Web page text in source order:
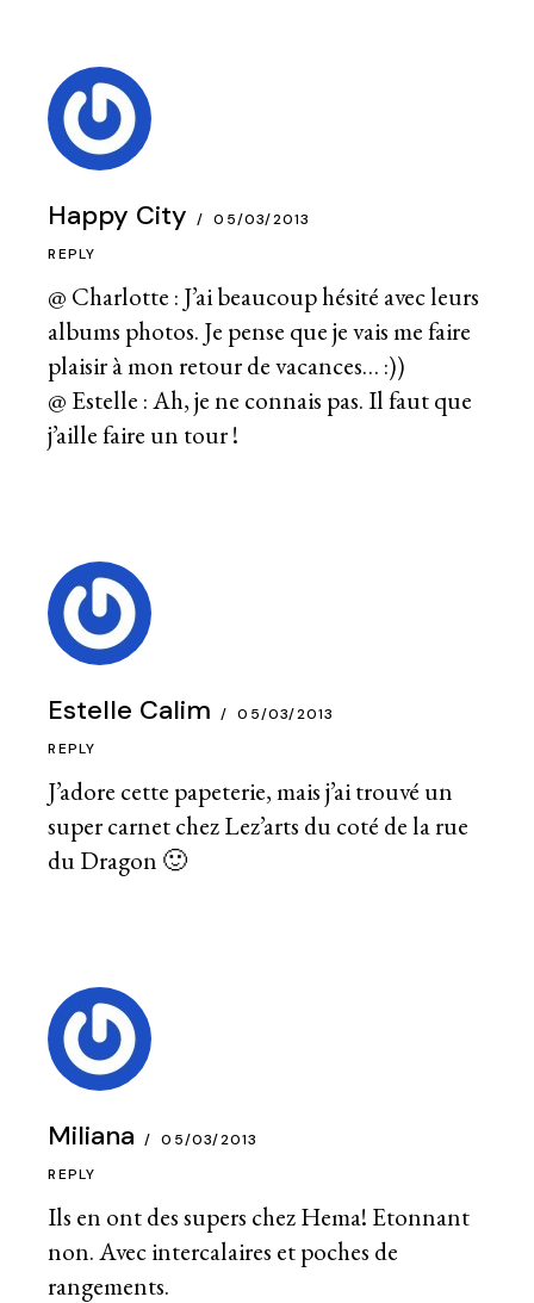
Happy City 05/03/2013
@ Charlotte : J’ai beaucoup hésité avec leurs
albums photos. Je pense que je vais me faire
plaisir à mon retour de vacances… :))
@ Estelle : Ah, je ne connais pas. Il faut que
j’aille faire un tour !
REPLY
Estelle Calim 05/03/2013
J’adore cette papeterie, mais j’ai trouvé un
super carnet chez Lez’arts du coté de la rue
du Dragon 🙂
REPLY
Miliana 05/03/2013
Ils en ont des supers chez Hema! Etonnant
non. Avec intercalaires et poches de
rangements.
REPLY